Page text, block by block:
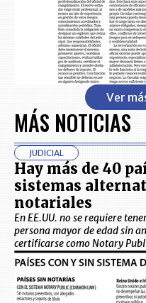
Ver
MÁS NOTICIAS
JUDICIAL
Hay más de 40
sistemas
notariales
En EE.UU. no se requiere
persona mayor de edad sin
certificarse como Notary